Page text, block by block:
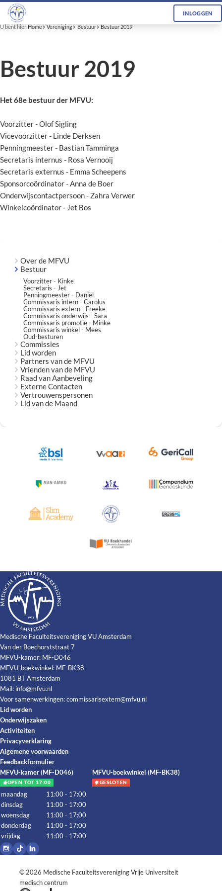
INLOGGEN
U bent hier:Home Vereniging Bestuur Bestuur 2019
Bestuur 2019
Het 68e bestuur der MFVU:
Voorzitter - Olof Sigling
Vicevoorzitter - Linde Derksen
Penningmeester - Bastian Tamminga
Secretaris internus - Rosa Vernooij
Secretaris externus - Emma Scheepens
Sponsorcoördinator - Anna de Boer
Onderwijscontactpersoon - Zahra Verwer
Winkelcoördinator - Jet Bos
Over de MFVU
Bestuur
Voorzitter - Kinke
Secretaris - Jet
Penningmeester - Daniël
Commissaris intern - Carolus
Commissaris extern - Freeke
Commissaris onderwijs - Sara
Commissaris promotie - Minke
Commissaris winkel - Mees
Oud-besturen
Commissies
Lid worden
Partners van de MFVU
Vrienden van de MFVU
Raad van Aanbeveling
Externe Contacten
Vertrouwenspersonen
Lid van de Maand
Medische Faculteitsvereniging VU Amsterdam
Van der Boechorststraat 7
MFVU-kamer: MF-D046
MFVU-boekwinkel: MF-BK38
1081 BT Amsterdam
Mail: info@mfvu.nl
Voor samenwerkingen:commissarisextern@mfvu.nl
Lid worden
Onderwijszaken
Activiteiten
Privacyverklaring
Algemene voorwaarden
Feedbackformulier
MFVU-kamer (MF-D046)
OPEN TOT 17:00
maandag
11:00 - 17:00
dinsdag
11:00 - 17:00
woensdag
11:00 - 17:00
donderdag
11:00 - 17:00
vrijdag
11:00 - 17:00
MFVU-boekwinkel (MF-BK38)
GESLOTEN
© 2026 Medische Faculteitsvereniging Vrije Universiteit
medisch centrum